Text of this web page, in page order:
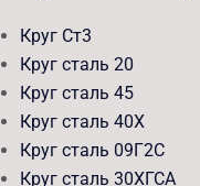
Круг Ст3
Круг сталь 20
Круг сталь 45
Круг сталь 40Х
Круг сталь 09Г2С
Круг сталь 30ХГСА